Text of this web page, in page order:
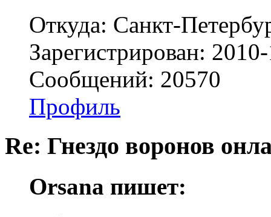
Откуда: Санкт-
Зарегистрирован:
Сообщений: 20570
Профиль
Re: Гнездо воронов
Orsana пишет: